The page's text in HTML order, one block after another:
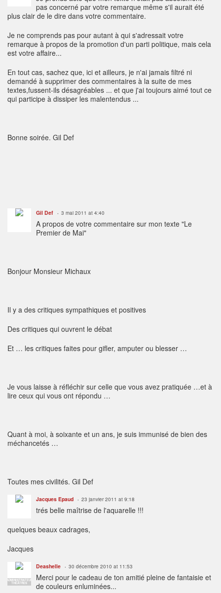
pas concerné par votre remarque même s'il aurait été
plus clair de le dire dans votre commentaire.
Je ne comprends pas pour autant à qui s'adressait votre
remarque à propos de la promotion d'un parti politique, mais cela
est votre affaire...
En tout cas, sachez que, ici et ailleurs, je n'ai jamais filtré ni
demandé à supprimer des commentaires à la suite de mes
textes,fussent-ils désagréables ... et que j'ai toujours aimé tout ce
qui participe à dissiper les malentendus ...
Bonne soirée. Gil Def
Gil Def 3 mai 2011 at 4:40
A propos de votre commentaire sur mon texte "Le
Premier de Mai"
Bonjour Monsieur Michaux
Il y a des critiques sympathiques et positives
Des critiques qui ouvrent le débat
Et … les critiques faites pour gifler, amputer ou blesser …
Je vous laisse à réfléchir sur celle que vous avez pratiquée …et à
lire ceux qui vous ont répondu …
Quant à moi, à soixante et un ans, je suis immunisé de bien des
méchancetés …
Toutes mes civilités. Gil Def
Jacques Epaud 23 janvier 2011 at 9:18
trés belle maîtrise de l'aquarelle !!!
quelques beaux cadrages,
Jacques
ADMINISTRATEUR
THÉÂTRES
Deashelle 30 décembre 2010 at 11:53
Merci pour le cadeau de ton amitié pleine de fantaisie et
de couleurs enluminées...